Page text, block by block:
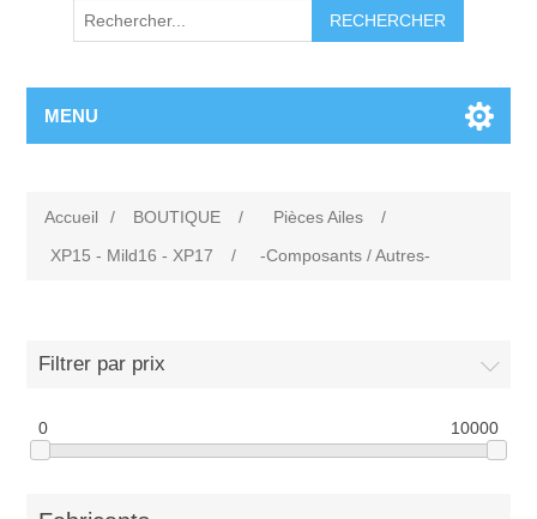
RECHERCHER
MENU
Accueil / BOUTIQUE / Pièces Ailes
/
XP15 - Mild16 - XP17
/ -Composants / Autres-
Filtrer par prix
0 10000